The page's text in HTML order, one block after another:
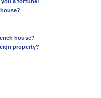
you a fortune!
house?
property?